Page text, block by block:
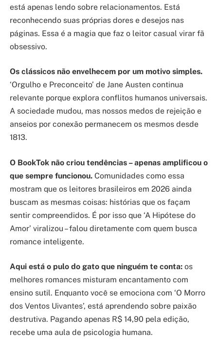
está apenas lendo sobre relacionamentos. Está
reconhecendo suas próprias dores e desejos nas
páginas. Essa é a magia que faz o leitor casual virar fã
obsessivo.
Os clássicos não envelhecem por um motivo simples.
‘Orgulho e Preconceito’ de Jane Austen continua
relevante porque explora conflitos humanos universais.
A sociedade mudou, mas nossos medos de rejeição e
anseios por conexão permanecem os mesmos desde
1813.
O BookTok não criou tendências – apenas amplificou o
que sempre funcionou. Comunidades como essa
mostram que os leitores brasileiros em 2026 ainda
buscam as mesmas coisas: histórias que os façam
sentir compreendidos. É por isso que ‘A Hipótese do
Amor’ viralizou – falou diretamente com quem busca
romance inteligente.
Aqui está o pulo do gato que ninguém te conta: os
melhores romances misturam encantamento com
ensino sutil. Enquanto você se emociona com ‘O Morro
dos Ventos Uivantes’, está aprendendo sobre paixão
destrutiva. Pagando apenas R$ 14,90 pela edição,
recebe uma aula de psicologia humana.